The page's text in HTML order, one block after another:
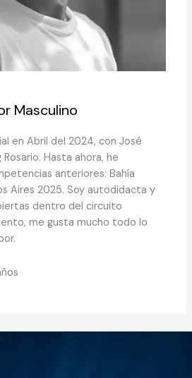
Masculino
en Abril del 2024, con José
Hasta ahora, he
anteriores: Bahía
Aires 2025. Soy autodidacta y
dentro del circuito
me gusta mucho todo lo